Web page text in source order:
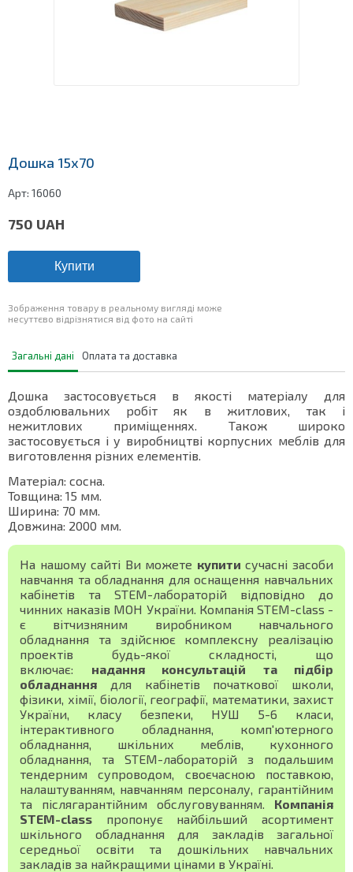
Дошка 15х70
Арт: 16060
750 UAH
Купити
Зображення товару в реальному вигляді може
несуттєво відрізнятися від фото на сайті
Загальні дані Оплата та доставка
Дошка застосовується в якості матеріалу для
оздоблювальних робіт як в житлових, так і
нежитлових приміщеннях. Також широко
застосовується і у виробництві корпусних меблів для
виготовлення різних елементів.
Матеріал: сосна.
Товщина: 15 мм.
Ширина: 70 мм.
Довжина: 2000 мм.
На нашому сайті Ви можете купити сучасні засоби
навчання та обладнання для оснащення навчальних
кабінетів та STEM-лабораторій відповідно до
чинних наказів МОН України. Компанія STEM-class -
є вітчизняним виробником навчального
обладнання та здійснює комплексну реалізацію
проектів будь-якої складності, що
включає: надання консультацій та підбір
обладнання для кабінетів початкової школи,
фізики, хімії, біології, географії, математики, захист
України, класу безпеки, НУШ 5-6 класи,
інтерактивного обладнання, комп'ютерного
обладнання, шкільних меблів, кухонного
обладнання, та STEM-лабораторій з подальшим
тендерним супроводом, своєчасною поставкою,
налаштуванням, навчанням персоналу, гарантійним
та післягарантійним обслуговуванням. Компанія
STEM-class пропонує найбільший асортимент
шкільного обладнання для закладів загальної
середньої освіти та дошкільних навчальних
закладів за найкращими цінами в Україні.